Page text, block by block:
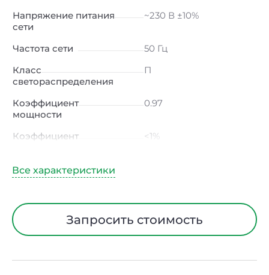
Напряжение питания
сети
~230 В ±10%
Частота сети
50 Гц
Класс
светораспределения
П
Коэффициент
мощности
0.97
Коэффициент
<1%
Индекс цветопередачи
Тип кривой силы света
Д (косинусная)
Угол рассеивания
120ᵒ
Запросить стоимость